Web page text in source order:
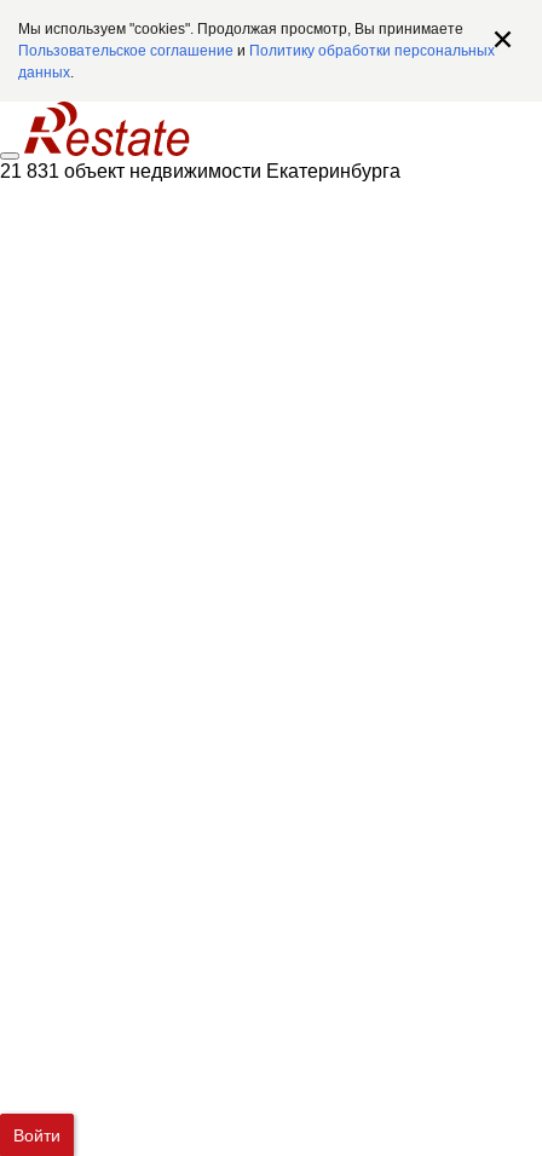
Мы используем "cookies". Продолжая просмотр, Вы принимаете
Пользовательское соглашение и Политику обработки персональных
данных.
21 831 объект недвижимости Екатеринбурга
Войти